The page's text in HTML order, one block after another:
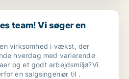
søger en salgsingeni...
team! Vi søger en
virksomhed i vækst, der
hverdag med varierende
og et godt arbejdsmiljø?Vi
en salgsingeniør til .